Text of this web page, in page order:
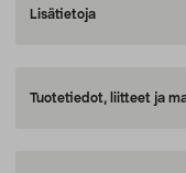
Lisätietoja
Tuotetiedot, liitteet ja